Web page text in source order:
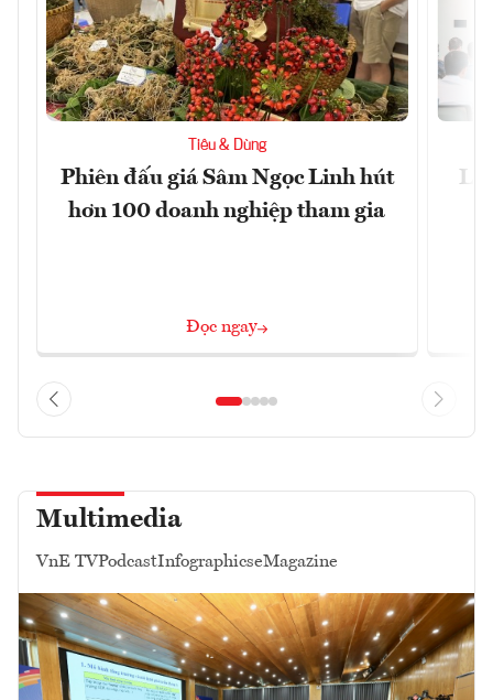
Tiêu & Dùng
Phiên đấu giá Sâm Ngọc Linh hút
hơn 100 doanh nghiệp tham gia
Đọc ngay
Multimedia
VnE TVPodcastInfographicseMagazine